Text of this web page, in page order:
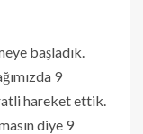
başladık.
9
hareket ettik.
diye 9